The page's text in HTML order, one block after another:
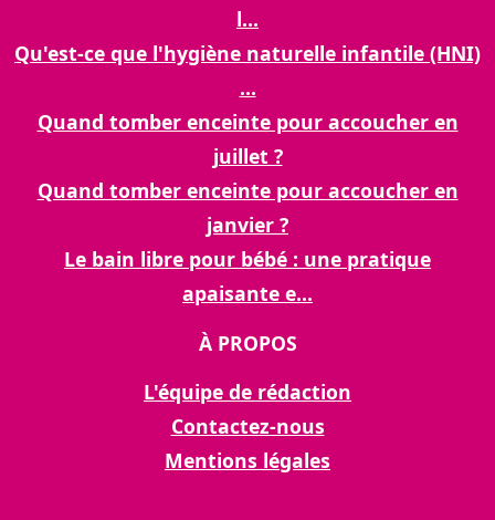
l...
Qu'est-ce que l'hygiène naturelle infantile (HNI)
...
Quand tomber enceinte pour accoucher en
juillet ?
Quand tomber enceinte pour accoucher en
janvier ?
Le bain libre pour bébé : une pratique
apaisante e...
À PROPOS
L'équipe de rédaction
Contactez-nous
Mentions légales